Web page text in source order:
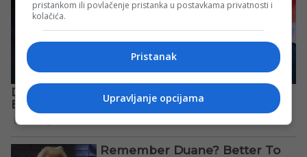
pristankom ili povlačenje pristanka u postavkama privatnosti i
kolačića.
Pristanak
Upravljanje opcijama